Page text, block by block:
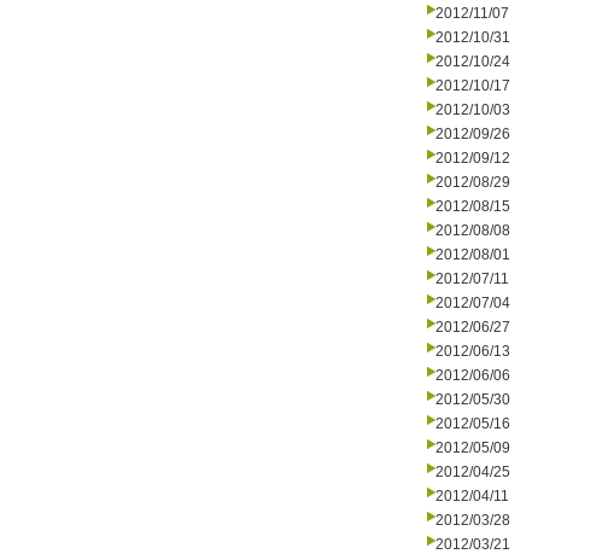
2012/11/07
2012/10/31
2012/10/24
2012/10/17
2012/10/03
2012/09/26
2012/09/12
2012/08/29
2012/08/15
2012/08/08
2012/08/01
2012/07/11
2012/07/04
2012/06/27
2012/06/13
2012/06/06
2012/05/30
2012/05/16
2012/05/09
2012/04/25
2012/04/11
2012/03/28
2012/03/21